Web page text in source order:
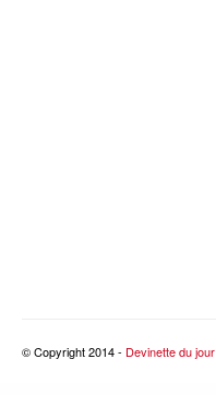
© Copyright 2014 - Devinette du jour